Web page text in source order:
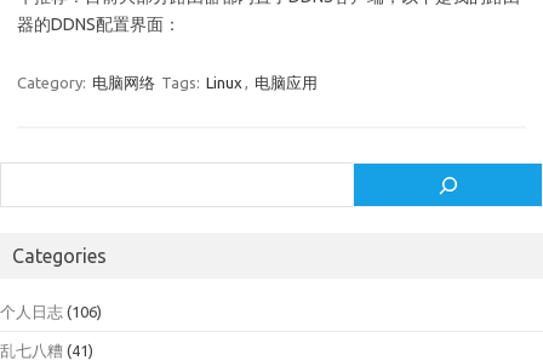
器的DDNS配置界面：
Category: 电脑网络 Tags: Linux , 电脑应用
Categories
个人日志 (106)
乱七八糟 (41)